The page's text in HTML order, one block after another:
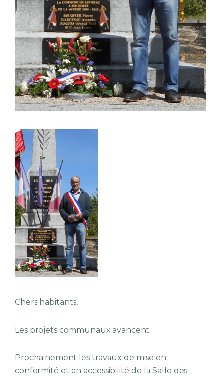
Chers habitants,
Les projets communaux avancent :
Prochainement les travaux de mise en
conformité et en accessibilité de la Salle des